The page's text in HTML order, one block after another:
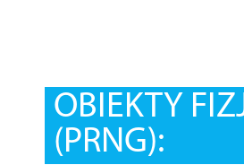
OBIEKTY
(PRNG):